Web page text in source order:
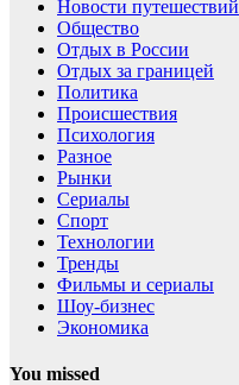
Новости путешествий
Общество
Отдых в России
Отдых за границей
Политика
Происшествия
Психология
Разное
Рынки
Сериалы
Спорт
Технологии
Тренды
Фильмы и сериалы
Шоу-бизнес
Экономика
You missed